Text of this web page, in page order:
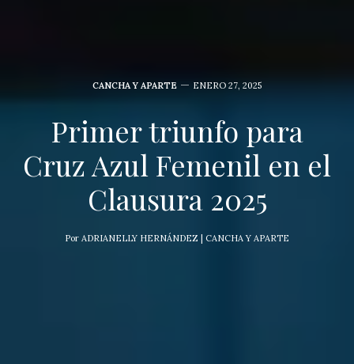
CANCHA Y APARTE ENERO 27, 2025
Primer triunfo para
Cruz Azul Femenil en el
Clausura 2025
Por ADRIANELLY HERNÁNDEZ | CANCHA Y APARTE